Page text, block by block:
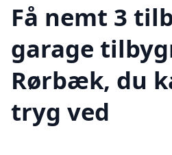
Få nemt 3
garage
Rørbæk, du
tryg ved